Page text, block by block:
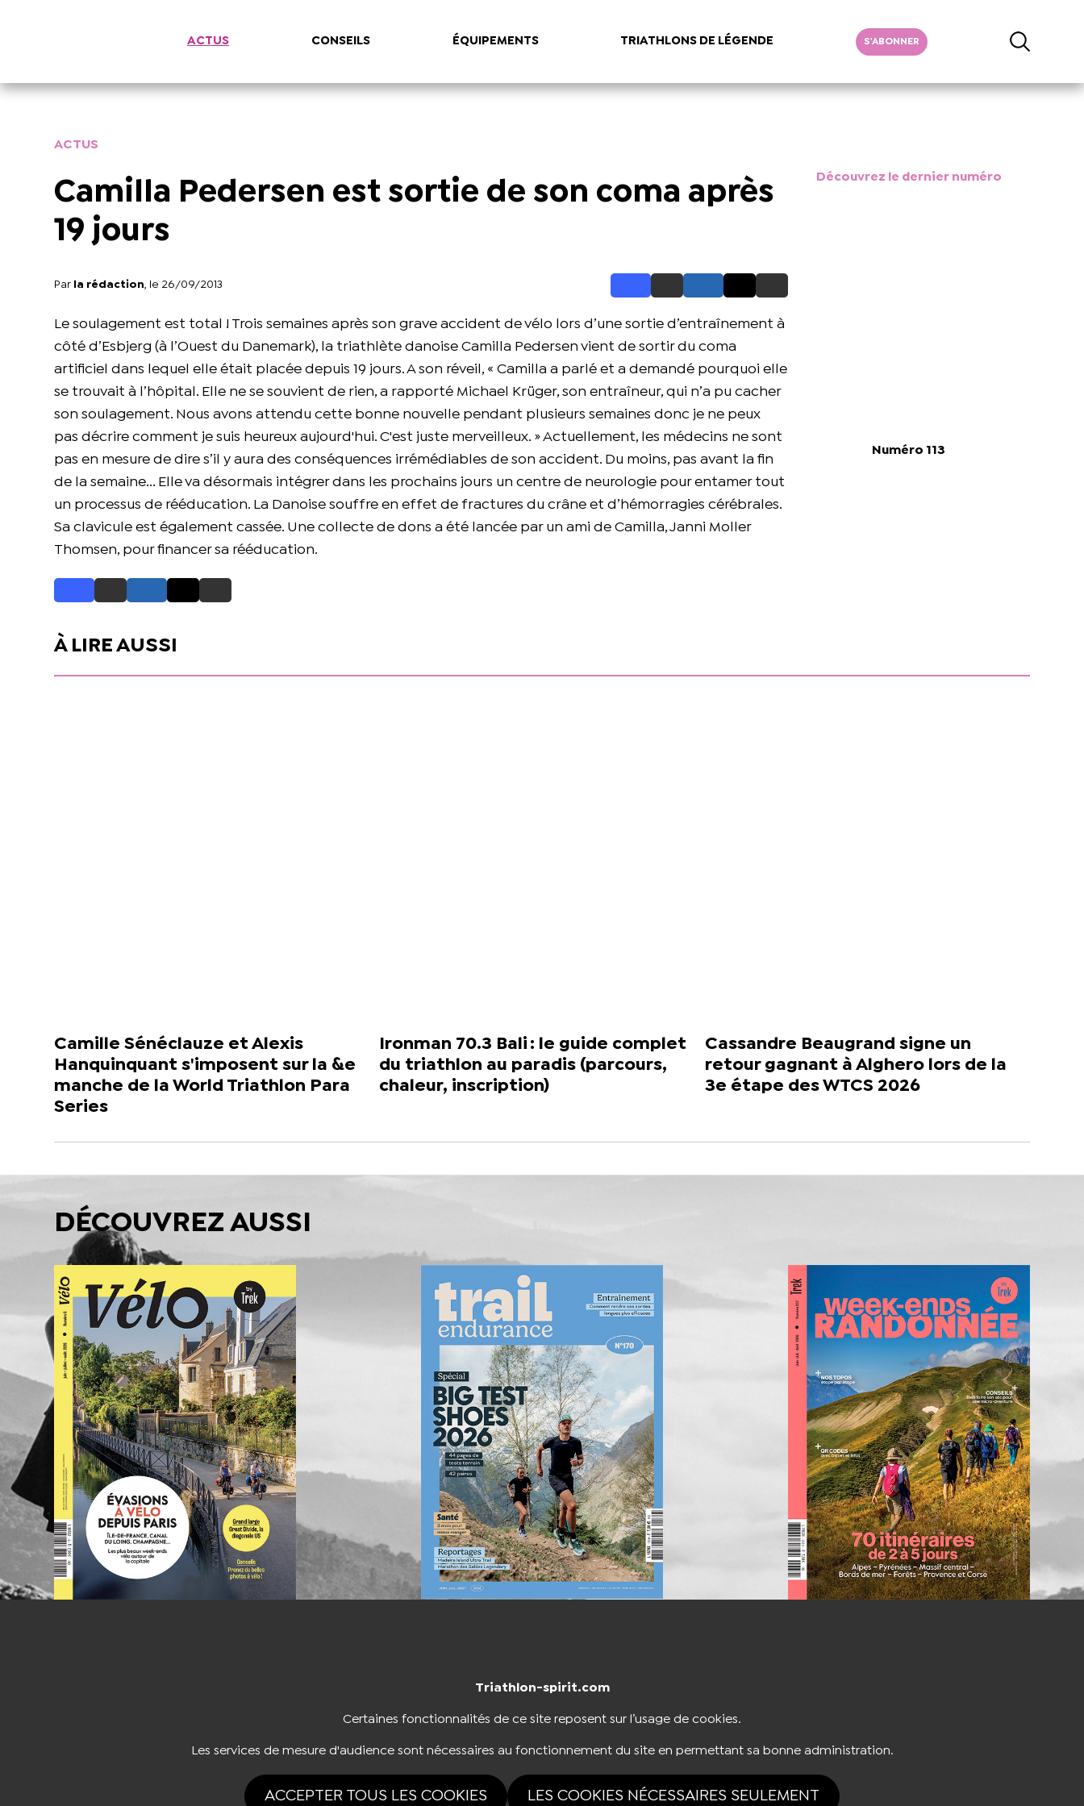
Triathlon-spirit.com
Certaines fonctionnalités de ce site reposent sur l’usage de cookies.
Les services de mesure d'audience sont nécessaires au fonctionnement du site en permettant sa bonne administration.
ACCEPTER TOUS LES COOKIES LES COOKIES NÉCESSAIRES SEULEMENT
ACTUS CONSEILS ÉQUIPEMENTS TRIATHLONS DE LÉGENDE S'ABONNER
ACTUS
Camilla Pedersen est sortie de son coma après
19 jours
Par la rédaction , le 26/09/2013
Le soulagement est total ! Trois semaines après son grave accident de vélo lors d’une sortie d’entraînement à
côté d’Esbjerg (à l’Ouest du Danemark), la triathlète danoise Camilla Pedersen vient de sortir du coma
artificiel dans lequel elle était placée depuis 19 jours. A son réveil, « Camilla a parlé et a demandé pourquoi elle
se trouvait à l’hôpital. Elle ne se souvient de rien, a rapporté Michael Krüger, son entraîneur, qui n’a pu cacher
son soulagement. Nous avons attendu cette bonne nouvelle pendant plusieurs semaines donc je ne peux
pas décrire comment je suis heureux aujourd'hui. C'est juste merveilleux. » Actuellement, les médecins ne sont
pas en mesure de dire s’il y aura des conséquences irrémédiables de son accident. Du moins, pas avant la fin
de la semaine... Elle va désormais intégrer dans les prochains jours un centre de neurologie pour entamer tout
un processus de rééducation. La Danoise souffre en effet de fractures du crâne et d’hémorragies cérébrales.
Sa clavicule est également cassée. Une collecte de dons a été lancée par un ami de Camilla, Janni Moller
Thomsen, pour financer sa rééducation.
Découvrez le dernier numéro
Numéro 113
À LIRE AUSSI
Camille Sénéclauze et Alexis
Hanquinquant s'imposent sur la &e
manche de la World Triathlon Para
Series
Ironman 70.3 Bali : le guide complet
du triathlon au paradis (parcours,
chaleur, inscription)
Cassandre Beaugrand signe un
retour gagnant à Alghero lors de la
3e étape des WTCS 2026
DÉCOUVREZ AUSSI
BOUTIQUE